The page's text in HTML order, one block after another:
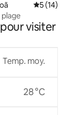
5 (14)
visiter
Temp. moy.
28 °C